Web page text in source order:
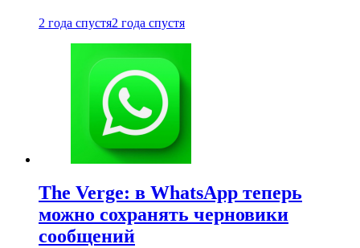
2 года спустя2 года спустя
The Verge: в WhatsApp теперь
можно сохранять черновики
сообщений